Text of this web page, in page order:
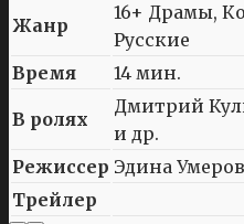
Жанр
16+ Драмы,
Русские
Время
14 мин.
В ролях
Дмитрий
и др.
Режиссер Эдина
Трейлер